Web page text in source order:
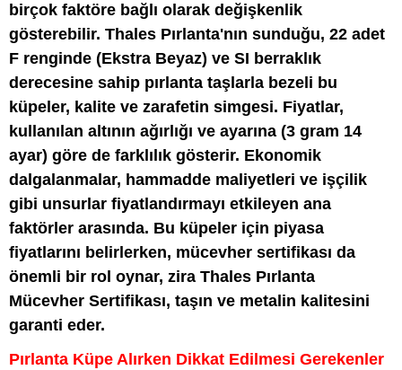
birçok faktöre bağlı olarak değişkenlik
gösterebilir. Thales Pırlanta'nın sunduğu, 22 adet
F renginde (Ekstra Beyaz) ve SI berraklık
derecesine sahip pırlanta taşlarla bezeli bu
küpeler, kalite ve zarafetin simgesi. Fiyatlar,
kullanılan altının ağırlığı ve ayarına (3 gram 14
ayar) göre de farklılık gösterir. Ekonomik
dalgalanmalar, hammadde maliyetleri ve işçilik
gibi unsurlar fiyatlandırmayı etkileyen ana
faktörler arasında. Bu küpeler için piyasa
fiyatlarını belirlerken, mücevher sertifikası da
önemli bir rol oynar, zira Thales Pırlanta
Mücevher Sertifikası, taşın ve metalin kalitesini
garanti eder.
Pırlanta Küpe Alırken Dikkat Edilmesi Gerekenler